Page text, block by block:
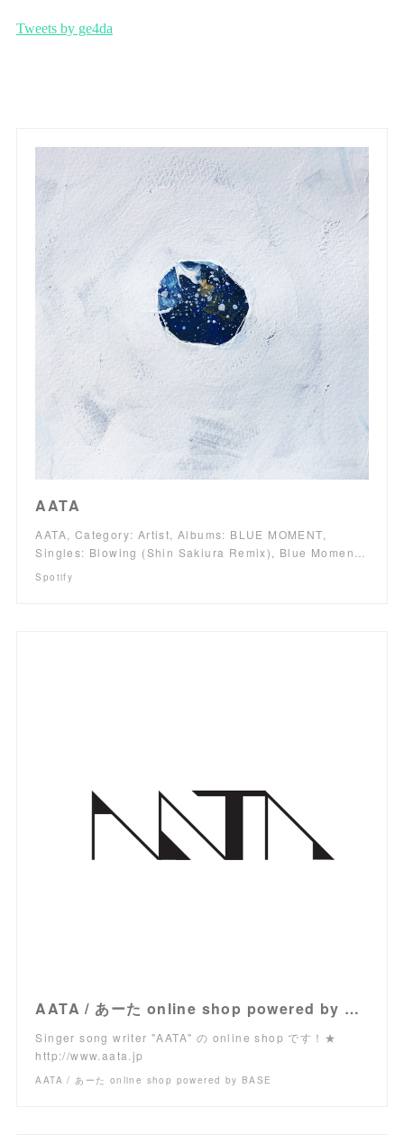
AATA
AATA, Category: Artist, Albums: BLUE MOMENT,
Singles: Blowing (Shin Sakiura Remix), Blue Momen…
Spotify
AATA / あーた online shop powered by BASE
Singer song writer "AATA" の online shop です！★
http://www.aata.jp
AATA / あーた online shop powered by BASE